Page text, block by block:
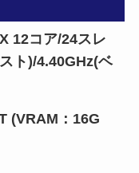
12コア/24スレ
ト)/4.40GHz(ベ
(VRAM：16G